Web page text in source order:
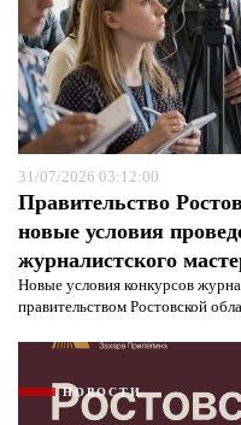
31/07/2026 03:12:00
Правительство
новые условия
журналистского
Новые условия конкурсов
правительством Ростовской
НОВОСТИ
Я согласен с
защиты
Я согласен с
защиты